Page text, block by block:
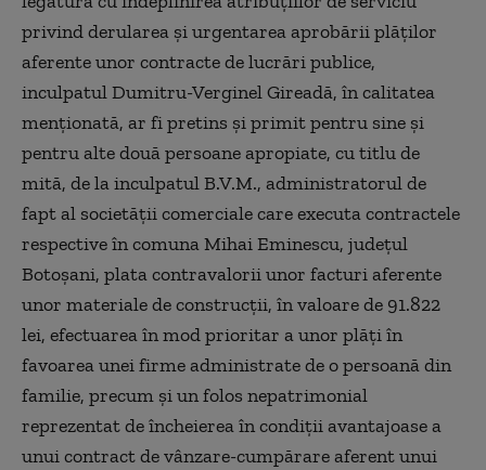
privind derularea şi urgentarea aprobării plăţilor
aferente unor contracte de lucrări publice,
inculpatul Dumitru-Verginel Gireadă, în calitatea
menţionată, ar fi pretins şi primit pentru sine şi
pentru alte două persoane apropiate, cu titlu de
mită, de la inculpatul B.V.M., administratorul de
fapt al societăţii comerciale care executa contractele
respective în comuna Mihai Eminescu, judeţul
Botoşani, plata contravalorii unor facturi aferente
unor materiale de construcţii, în valoare de 91.822
lei, efectuarea în mod prioritar a unor plăţi în
favoarea unei firme administrate de o persoană din
familie, precum şi un folos nepatrimonial
reprezentat de încheierea în condiţii avantajoase a
unui contract de vânzare-cumpărare aferent unui